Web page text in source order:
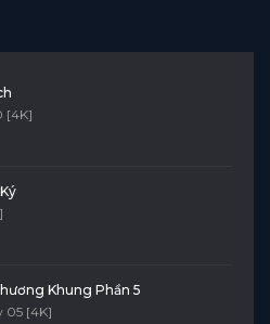
Tập 10
[4K]
Khung Phần 5
05 [4K]